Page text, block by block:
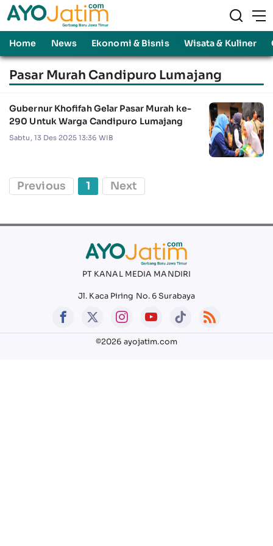
Home News Ekonomi & Bisnis Wisata & Kuliner
Pasar Murah Candipuro Lumajang
Gubernur Khofifah Gelar Pasar Murah ke-
290 Untuk Warga Candipuro Lumajang
Sabtu, 13 Des 2025 13:36 WIB
Previous 1 Next
PT KANAL MEDIA MANDIRI
Jl. Kaca Piring No. 6 Surabaya
©2026 ayojatim.com